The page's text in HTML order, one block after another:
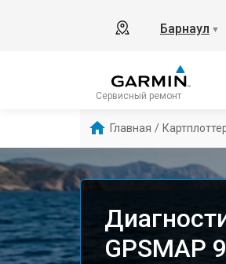
Барнаул ▼
Сервисный ремонт
Главная /
GPSMAP